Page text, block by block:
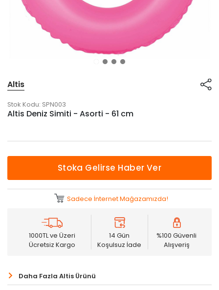
Altis
Stok Kodu: SPN003
Altis Deniz Simiti - Asorti - 61 cm
Stoka Gelirse Haber Ver
Sadece İnternet Mağazamızda!
1000TL ve Üzeri
Ücretsiz Kargo
14 Gün
Koşulsuz İade
%100 Güvenli
Alışveriş
Daha Fazla Altis Ürünü